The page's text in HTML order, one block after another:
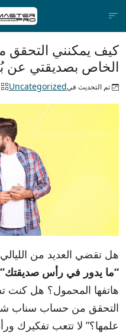
كيف يمكنني
الخاص بصديقتي عن
تم التحديث فيJan 4, 2023Uncategorized
هل تقضي العديد من
“ما يدور في رأس
هاتفها المحمول؟ هل كنت
التحقق من حساب سناب
علمها؟” لا تتعب تفكيرك